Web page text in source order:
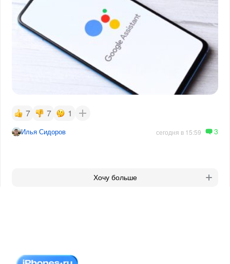
7 7 1
Илья Сидоров сегодня в 15:59 3
Хочу больше